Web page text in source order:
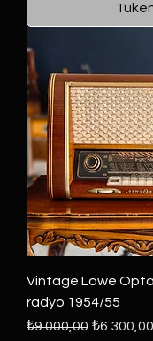
Vintage Lowe Opta
radyo 1954/55
Normal Fiyat
₺9.000,00 İndirimli
₺6.300,00